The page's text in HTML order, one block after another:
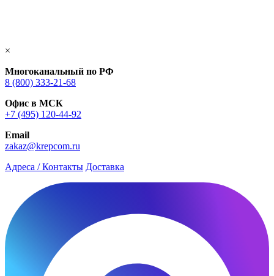
×
Многоканальный по РФ
8 (800) 333‑21-68
Офис в МСК
+7 (495) 120-44-92
Email
zakaz@krepcom.ru
Адреса / Контакты Доставка